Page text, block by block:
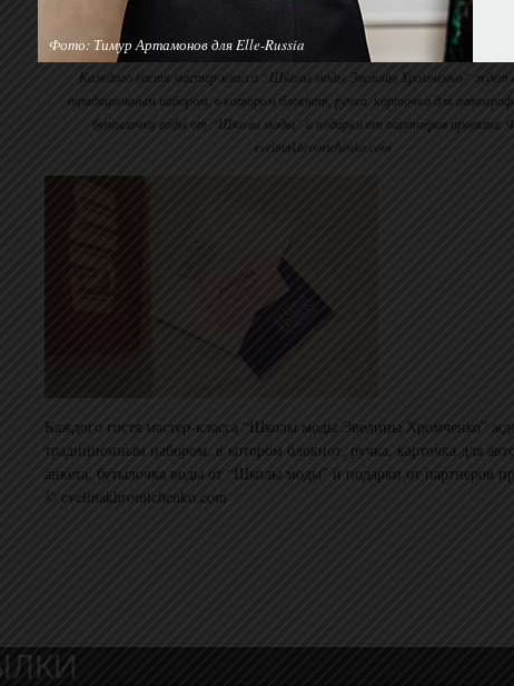
Каждого гостя мастер-класса “Школы моды Эвелины Хромченко” ждет
традиционным набором, в котором блокнот, ручка, карточка для
бутылочка воды от “Школы моды” и подарки от партнеров проекта.
evelinakhromtchenko.com
Каждого гостя мастер-класса “Школы моды Эвелины Хромченко”
традиционным набором, в котором блокнот, ручка, карточка для
анкета, бутылочка воды от “Школы моды” и подарки от партнеров
© evelinakhromtchenko.com
Фото: Тимур Артамонов для Elle-Russia